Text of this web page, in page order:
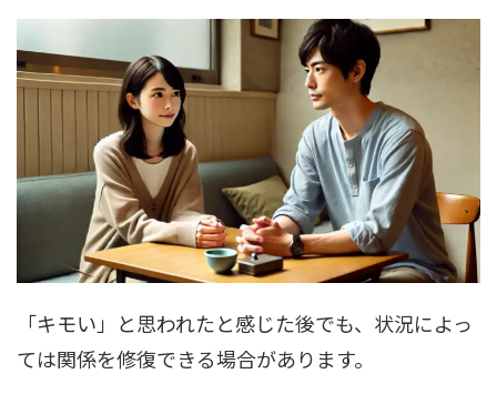
「キモい」と思われたと感じた後でも、状況によっ
ては関係を修復できる場合があります。